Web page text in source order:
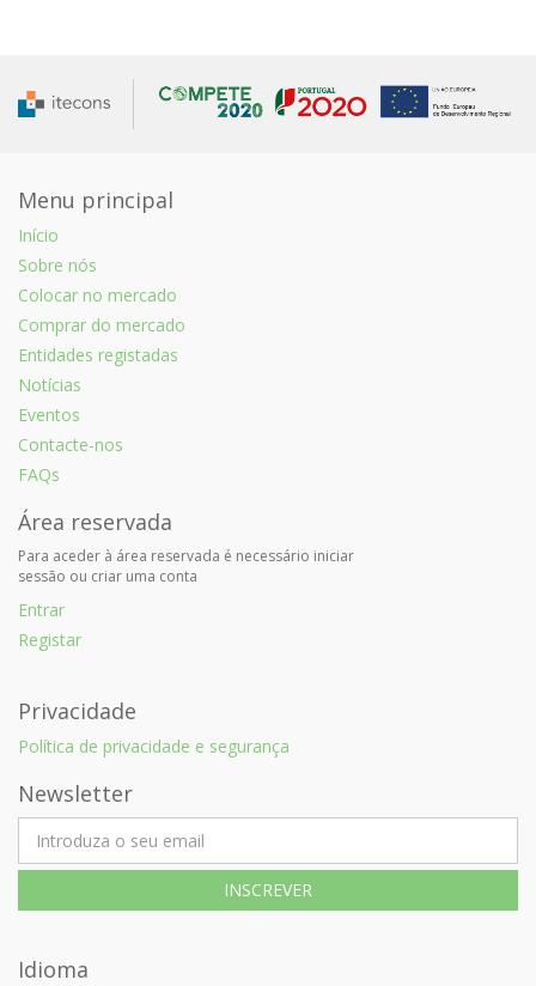
Menu principal
Início
Sobre nós
Colocar no mercado
Comprar do mercado
Entidades registadas
Notícias
Eventos
Contacte-nos
FAQs
Área reservada
Para aceder à área reservada é necessário iniciar
sessão ou criar uma conta
Entrar
Registar
Privacidade
Política de privacidade e segurança
Newsletter
Idioma